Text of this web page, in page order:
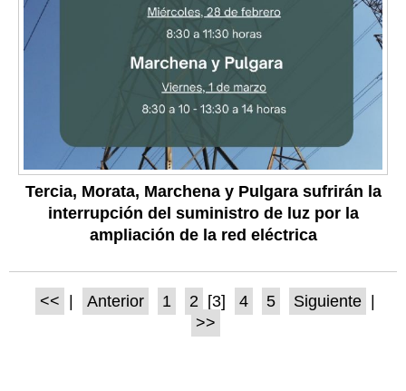
Tercia, Morata, Marchena y Pulgara sufrirán la
interrupción del suministro de luz por la
ampliación de la red eléctrica
<< Anterior 1 2 [3] 4 5 Siguiente
>>